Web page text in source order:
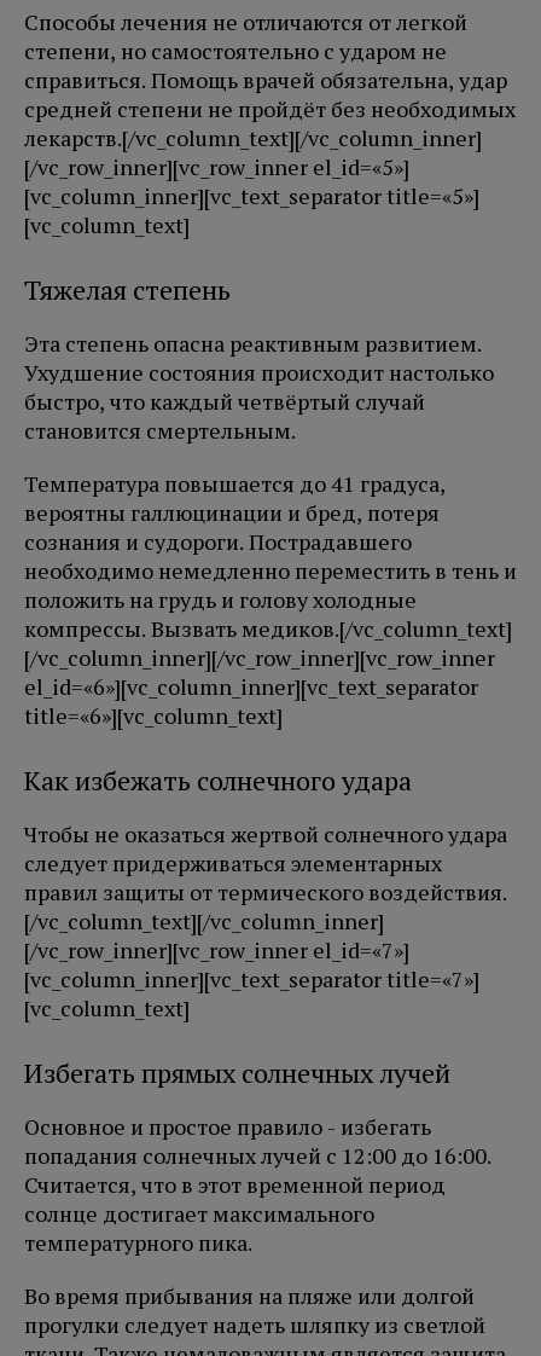
Способы лечения не отличаются от легкой
степени, но самостоятельно с ударом не
справиться. Помощь врачей обязательна, удар
средней степени не пройдёт без необходимых
лекарств.[/vc_column_text][/vc_column_inner]
[/vc_row_inner][vc_row_inner el_id=«5»]
[vc_column_inner][vc_text_separator title=«5»]
[vc_column_text]
Тяжелая степень
Эта степень опасна реактивным развитием.
Ухудшение состояния происходит настолько
быстро, что каждый четвёртый случай
становится смертельным.
Температура повышается до 41 градуса,
вероятны галлюцинации и бред, потеря
сознания и судороги. Пострадавшего
необходимо немедленно переместить в тень и
положить на грудь и голову холодные
компрессы. Вызвать медиков.[/vc_column_text]
[/vc_column_inner][/vc_row_inner][vc_row_inner
el_id=«6»][vc_column_inner][vc_text_separator
title=«6»][vc_column_text]
Как избежать солнечного удара
Чтобы не оказаться жертвой солнечного удара
следует придерживаться элементарных
правил защиты от термического воздействия.
[/vc_column_text][/vc_column_inner]
[/vc_row_inner][vc_row_inner el_id=«7»]
[vc_column_inner][vc_text_separator title=«7»]
[vc_column_text]
Избегать прямых солнечных лучей
Основное и простое правило - избегать
попадания солнечных лучей с 12:00 до 16:00.
Считается, что в этот временной период
солнце достигает максимального
температурного пика.
Во время прибывания на пляже или долгой
прогулки следует надеть шляпку из светлой